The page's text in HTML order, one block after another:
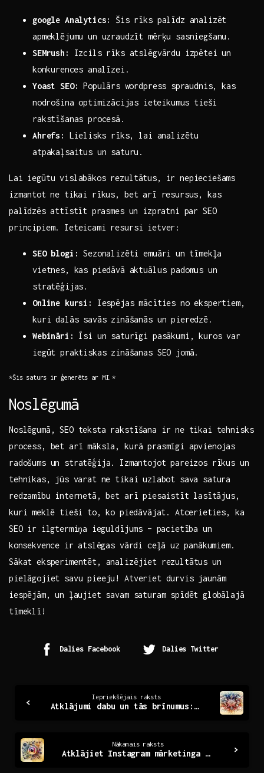
google Analytics:
Šis rīks palīdz analizēt ​
apmeklējumu un uzraudzīt​ mērķu ‍sasniegšanu.
SEMrush:
Izcils rīks‌ atslēgvārdu‌ izpētei un
⁣konkurences analīzei.
Yoast SEO: Populārs⁢ wordpress⁣ spraudnis, kas
⁤nodrošina optimizācijas ⁣ieteikumus tieši
rakstīšanas procesā.
Ahrefs:
⁣Lielisks​ rīks, lai ‍analizētu ​
atpakaļsaitus un saturu.
Lai iegūtu vislabākos rezultātus, ir nepieciešams
izmantot⁢ ne‌ tikai rīkus, bet‌ arī resursus, kas
palīdzēs⁢ attīstīt ⁤prasmes un izpratni par SEO‌
principiem. Ieteicami resursi ietver:
SEO blogi: Sezonalizēti emuāri ⁢un ‍tīmekļa
vietnes, kas piedāvā aktuālus padomus un
stratēģijas.
Online kursi:
Iespējas ‍mācīties no ekspertiem,
kuri dalās savās ​zināšanās un pieredzē.
Webināri:
​Īsi un saturīgi pasākumi, ‍kuros var⁢
iegūt praktiskas zināšanas ​SEO ‌jomā.
*Šis saturs ir ģenerēts ar MI.*
Noslēgumā
Noslēgumā, SEO teksta rakstīšana ir⁢ ne tikai tehnisks
process, bet arī ‍māksla, ‍kurā prasmīgi ​apvienojas⁣
radošums un stratēģija.⁣ Izmantojot pareizos rīkus ⁤un
tehnikas, ⁢jūs varat ‌ne tikai uzlabot ‌sava satura
redzamību ⁤internetā, bet ‌arī piesaistīt ⁣lasītājus,
kuri ⁢meklē tieši ⁤to, ko piedāvājat.‌ Atcerieties, ⁣ka
SEO ⁣ir ilgtermiņa⁤ ieguldījums – pacietība un
⁣konsekvence ir ⁤atslēgas vārdi ceļā⁣ uz panākumiem.⁢
Sākat eksperimentēt, analizējiet rezultātus un
pielāgojiet savu pieeju! Atveriet durvis jaunām⁢
iespējām, ⁣un ‌ļaujiet savam saturam spīdēt globālajā
tīmeklī!
Dalies Facebook Dalies Twitter
Reading
Iepriekšējais raksts
Atklājumi dabu un tās brīnumus: Mūsu ceļojuma vēsture
Nākamais raksts
Atklājiet Instagram mārketinga aģentūras potenciālu